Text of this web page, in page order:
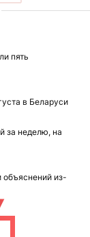
пять
в Беларуси
за неделю, на
объяснений из-